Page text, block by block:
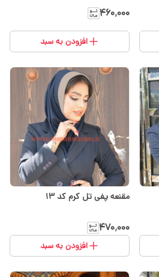
۴۶۰٬۰۰۰
افزودن به سبد
مقنعه پفی تل کرم کد ۱۳
۴۷۰٬۰۰۰
افزودن به سبد